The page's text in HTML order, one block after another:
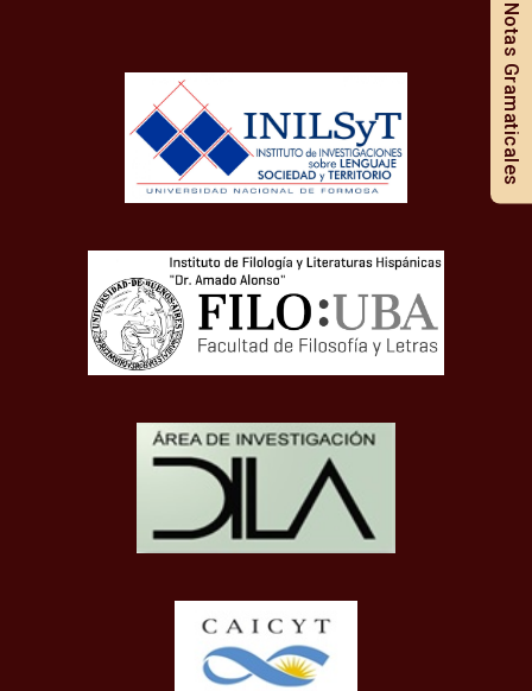
Notas Gramaticales